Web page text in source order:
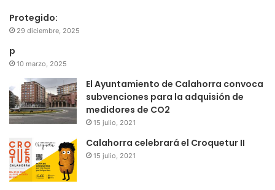
Protegido:
29 diciembre, 2025
p
10 marzo, 2025
El Ayuntamiento de Calahorra convoca
subvenciones para la adquisión de
medidores de CO2
15 julio, 2021
Calahorra celebrará el Croquetur II
15 julio, 2021